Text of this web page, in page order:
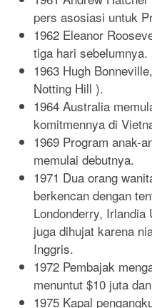
pers asosiasi untuk
1962 Eleanor
tiga hari sebelumnya.
1963 Hugh
Notting Hill ).
1964 Australia
komitmennya di
1969 Program anak-
memulai debutnya.
1971 Dua orang
berkencan dengan
Londonderry,
juga dihujat karena
Inggris.
1972 Pembajak
menuntut $10 juta
1975 Kapal